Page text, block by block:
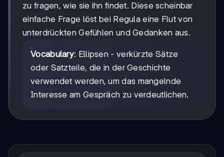
zu fragen, wie sie ihn findet. Diese scheinbar
einfache Frage löst bei Regula eine Flut von
unterdrückten Gefühlen und Gedanken aus.
Vocabulary: Ellipsen - verkürzte Sätze
oder Satzteile, die in der Geschichte
verwendet werden, um das mangelnde
Interesse am Gespräch zu verdeutlichen.